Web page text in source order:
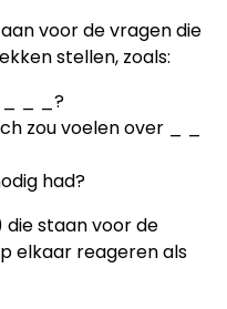
voor de vragen die
stellen, zoals:
_ _ _?
zou voelen over _ _
had?
staan voor de
elkaar reageren als